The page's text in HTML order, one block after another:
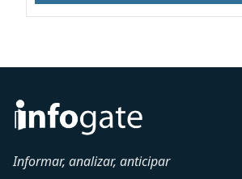
Informar, analizar, anticipar